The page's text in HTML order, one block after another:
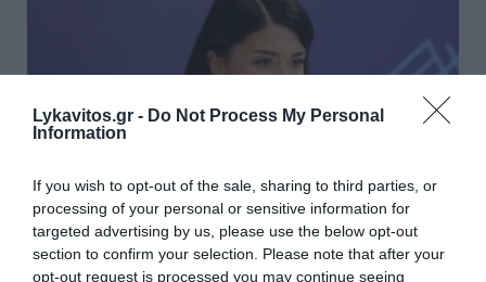
Lykavitos.gr - Do Not Process My Personal
Information
If you wish to opt-out of the sale, sharing to third parties, or
processing of your personal or sensitive information for
targeted advertising by us, please use the below opt-out
section to confirm your selection. Please note that after your
opt-out request is processed you may continue seeing